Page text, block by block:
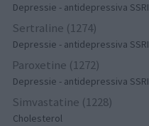
Depressie - antidepressiva SSRI
Sertraline (1274)
Depressie - antidepressiva SSRI
Paroxetine (1272)
Depressie - antidepressiva SSRI
Simvastatine (1228)
Cholesterol